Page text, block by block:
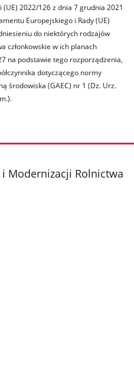
2022/126 z dnia 7 grudnia 2021
Europejskiego i Rady (UE)
do niektórych rodzajów
członkowskie w ich planach
na podstawie tego rozporządzenia,
dotyczącego normy
środowiska (GAEC) nr 1 (Dz. Urz.
Modernizacji Rolnictwa